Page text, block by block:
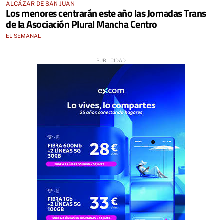
ALCÁZAR DE SAN JUAN
Los menores centrarán este año las Jornadas Trans
de la Asociación Plural Mancha Centro
EL SEMANAL